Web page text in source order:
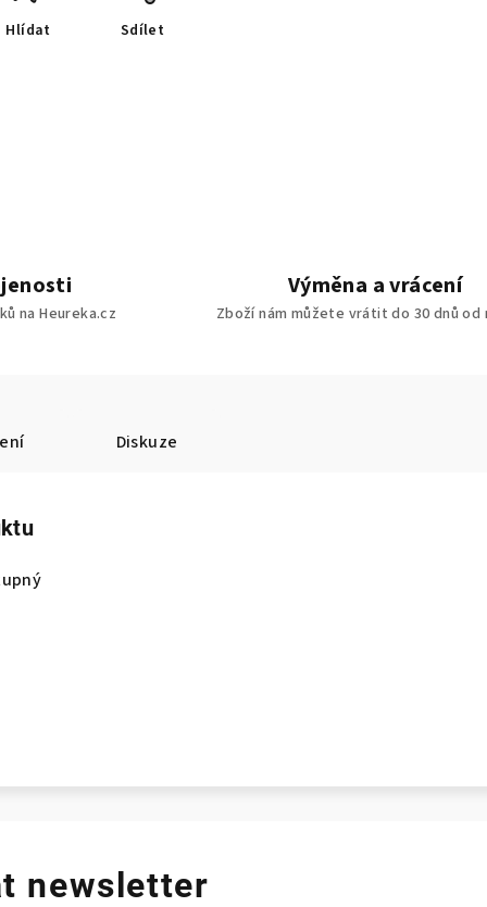
Hlídat Sdílet
na Heureka.cz
Výměna a vrácení
Zboží nám můžete vrátit do 30 dnů od
Diskuze
newsletter